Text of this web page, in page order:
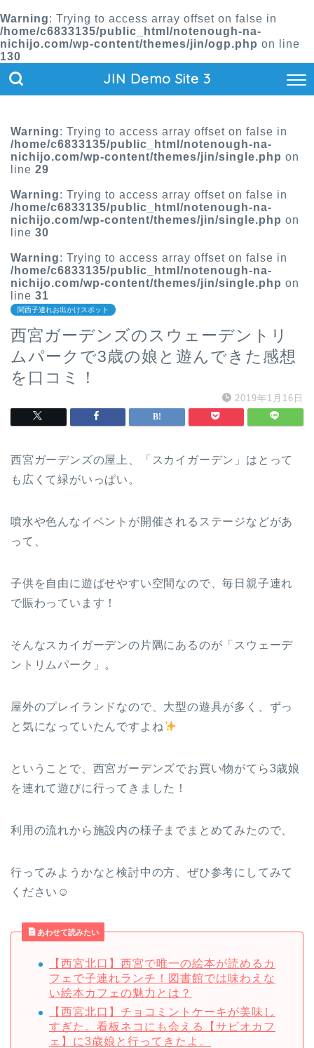
Warning: Trying to access array offset on false in
/home/c6833135/public_html/notenough-na-
nichijo.com/wp-content/themes/jin/ogp.php on line
130
JIN Demo Site 3
Warning: Trying to access array offset on false in
/home/c6833135/public_html/notenough-na-
nichijo.com/wp-content/themes/jin/single.php on
line 29
Warning: Trying to access array offset on false in
/home/c6833135/public_html/notenough-na-
nichijo.com/wp-content/themes/jin/single.php on
line 30
Warning: Trying to access array offset on false in
/home/c6833135/public_html/notenough-na-
nichijo.com/wp-content/themes/jin/single.php on
line 31
関西子連れお出かけスポット
西宮ガーデンズのスウェーデントリ
ムパークで3歳の娘と遊んできた感想
を口コミ！
2019年1月16日
西宮ガーデンズの屋上、「スカイガーデン」はとって
も広くて緑がいっぱい。
噴水や色んなイベントが開催されるステージなどがあ
って、
子供を自由に遊ばせやすい空間なので、毎日親子連れ
で賑わっています！
そんなスカイガーデンの片隅にあるのが「スウェーデ
ントリムパーク」。
屋外のプレイランドなので、大型の遊具が多く、ずっ
と気になっていたんですよね
ということで、西宮ガーデンズでお買い物がてら3歳娘
を連れて遊びに行ってきました！
利用の流れから施設内の様子までまとめてみたので、
行ってみようかなと検討中の方、ぜひ参考にしてみて
ください☺
あわせて読みたい
【西宮北口】西宮で唯一の絵本が読めるカ
フェで子連れランチ！図書館では味わえな
い絵本カフェの魅力とは？
【西宮北口】チョコミントケーキが美味し
すぎた。看板ネコにも会える【サビオカフ
ェ】に3歳娘と行ってきたよ。